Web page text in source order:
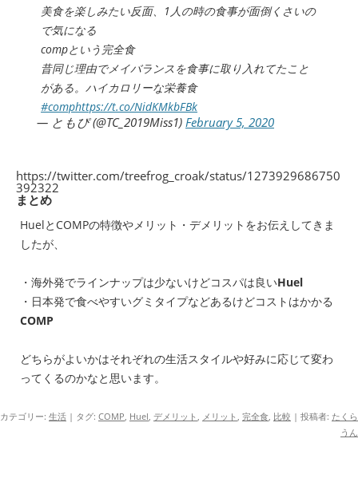
美食を楽しみたい反面、1人の時の食事が面倒くさいの
で気になる
compという完全食
昔同じ理由でメイバランスを食事に取り入れてたこと
がある。ハイカロリーな栄養食
#comphttps://t.co/NidKMkbFBk
— ともぴ (@TC_2019Miss1) February 5, 2020
https://twitter.com/treefrog_croak/status/1273929686750
392322
まとめ
HuelとCOMPの特徴やメリット・デメリットをお伝えしてきま
したが、
・海外発でラインナップは少ないけどコスパは良いHuel
・日本発で食べやすいグミタイプなどあるけどコストはかかる
COMP
どちらがよいかはそれぞれの生活スタイルや好みに応じて変わ
ってくるのかなと思います。
カテゴリー: 生活 | タグ: COMP, Huel, デメリット , メリット , 完全食, 比較 | 投稿者: たくら
うん